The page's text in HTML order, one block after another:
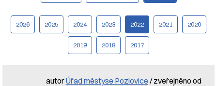
2026 2025 2024 2023 2022 2021 2020
2019 2018 2017
autorÚřad městyse Pozlovice / zveřejněno od